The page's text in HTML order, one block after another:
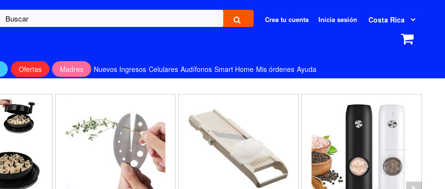
Crea tu cuenta Inicia sesión
Ofertas Madres Nuevos Ingresos Celulares Audífonos Smart Home Mis órdenes Ayuda